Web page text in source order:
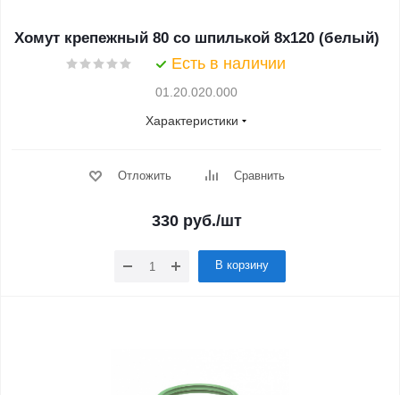
Хомут крепежный 80 со шпилькой 8х120 (белый)
Есть в наличии
01.20.020.000
Характеристики
Отложить Сравнить
330 руб./шт
В корзину